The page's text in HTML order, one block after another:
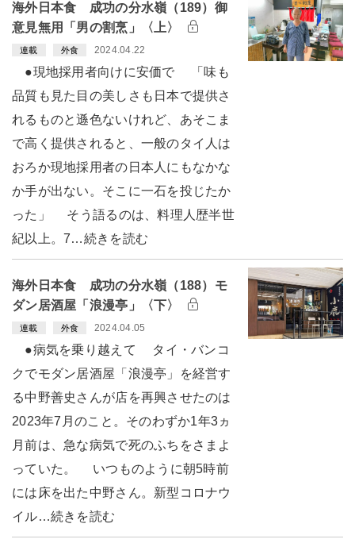
海外日本食 成功の分水嶺（189）御
意見無用「男の割烹」〈上〉
連載 外食 2024.04.22
●現地採用者向けに安価で 「味も
品質も見た目の美しさも日本で提供さ
れるものと遜色ないけれど、あそこま
で高く提供されると、一般のタイ人は
おろか現地採用者の日本人にもなかな
か手が出ない。そこに一石を投じたか
った」 そう語るのは、料理人歴半世
紀以上。7…続きを読む
海外日本食 成功の分水嶺（188）モ
ダン居酒屋「浪漫亭」〈下〉
連載 外食 2024.04.05
●病気を乗り越えて タイ・バンコ
クでモダン居酒屋「浪漫亭」を経営す
る中野善史さんが店を再興させたのは
2023年7月のこと。そのわずか1年3ヵ
月前は、急な病気で死のふちをさまよ
っていた。 いつものように朝5時前
には床を出た中野さん。新型コロナウ
イル…続きを読む